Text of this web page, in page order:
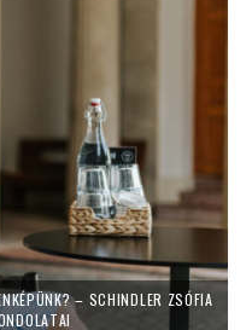
– SCHINDLER ZSÓFIA